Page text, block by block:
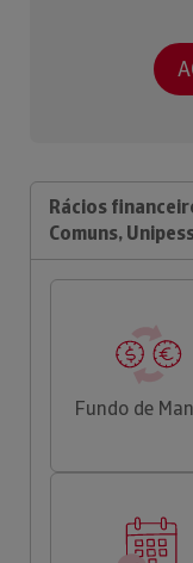
Rácios
Comuns,
Fundo de